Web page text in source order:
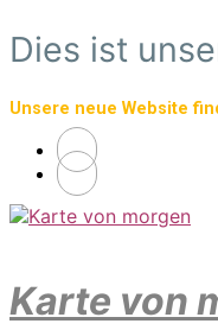
Zum
Hauptinhalt
Dies ist
Unsere neue Website
Karte von